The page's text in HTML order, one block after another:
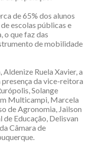
de 65% dos alunos
escolas públicas e
o que faz das
de mobilidade
Ruela Xavier, a
da vice-reitora
Solange
Multicampi, Marcela
de Agronomia, Jailson
Educação, Delisvan
Câmara de